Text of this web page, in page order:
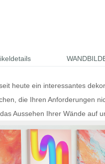
heute ein interessantes
die Ihren Anforderungen
Aussehen Ihrer Wände auf